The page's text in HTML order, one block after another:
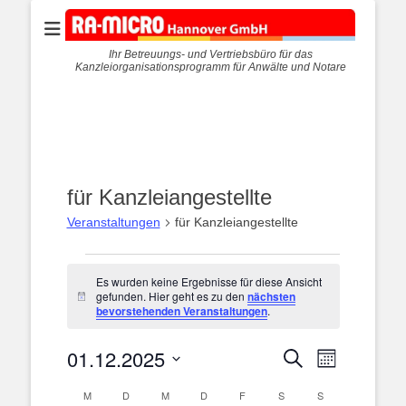
Ihr Betreuungs- und Vertriebsbüro für das
Kanzleiorganisationsprogramm für Anwälte und Notare
für Kanzleiangestellte
Veranstaltungen für Kanzleiangestellte
Hinweis
Es wurden keine Ergebnisse für diese Ansicht
gefunden. Hier geht es zu den nächsten
bevorstehenden Veranstaltungen.
und
Suche
Ansichten-
Monat
01.12.2025
wählen.
Kalender
MMONTAG
DDIENSTAG
MMITTWOCH
DDONNERSTAG
FFREITAG
SSAMSTAG
SSONNTAG